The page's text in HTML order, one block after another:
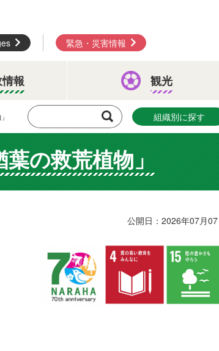
緊急・災害情報
報 観光
組織別に探す
の救荒植物」
公開日：2026年07月07